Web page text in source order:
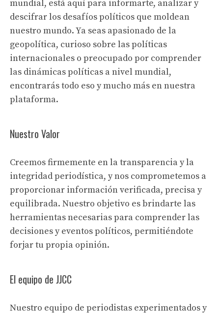
mundial, está aquí para informarte, analizar y
descifrar los desafíos políticos que moldean
nuestro mundo. Ya seas apasionado de la
geopolítica, curioso sobre las políticas
internacionales o preocupado por comprender
las dinámicas políticas a nivel mundial,
encontrarás todo eso y mucho más en nuestra
plataforma.
Nuestro Valor
Creemos firmemente en la transparencia y la
integridad periodística, y nos comprometemos a
proporcionar información verificada, precisa y
equilibrada. Nuestro objetivo es brindarte las
herramientas necesarias para comprender las
decisiones y eventos políticos, permitiéndote
forjar tu propia opinión.
El equipo de JJCC
Nuestro equipo de periodistas experimentados y